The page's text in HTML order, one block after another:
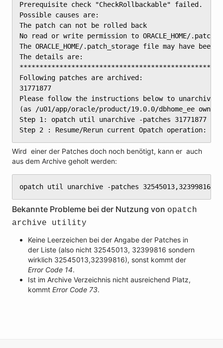
Prerequisite check "CheckRollbackable" failed.
Possible causes are:
The patch can not be rolled back
No read or write permission to ORACLE_HOME/.patch
The ORACLE_HOME/.patch_storage file may have been
The details are:
***************************************************
Following patches are archived:
31771877
Please follow the instructions below to unarchive
(as /u01/app/oracle/product/19.0.0/dbhome_ee
Step 1: opatch util unarchive -patches 31771877
Step 2 : Resume/Rerun current Opatch operation:
Wird einer der Patches doch noch benötigt, kann er auch
aus dem Archive geholt werden:
opatch util unarchive -patches 32545013,32399816
Bekannte Probleme bei der Nutzung von opatch
archive utility
Keine Leerzeichen bei der Angabe der Patches in
der Liste (also nicht 32545013, 32399816 sondern
wirklich 32545013,32399816), sonst kommt der
Error Code 14.
Ist im Archive Verzeichnis nicht ausreichend Platz,
kommt Error Code 73.